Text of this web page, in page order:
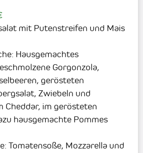
mit Putenstreifen und Mais
Hausgemachtes
Gorgonzola,
gerösteten
Zwiebeln und
Cheddar, im gerösteten
hausgemachte Pommes
Tomatensoße, Mozzarella und